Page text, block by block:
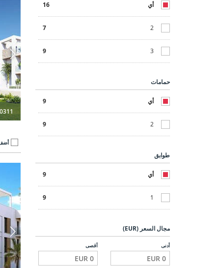
أي 16
2
7
3
9
حمامات
أي 9
2
9
طوابق
أي 9
1
9
مجال السعر (EUR)
أدنى أقصى
أضف